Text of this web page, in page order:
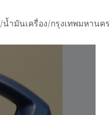
/น้ำมันเครื่อง/กรุงเทพมหานคร